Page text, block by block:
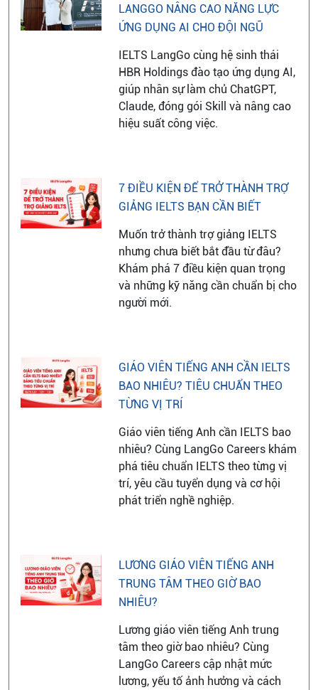
LANGGO NÂNG CAO NĂNG LỰC
ỨNG DỤNG AI CHO ĐỘI NGŨ
IELTS LangGo cùng hệ sinh thái
HBR Holdings đào tạo ứng dụng AI,
giúp nhân sự làm chủ ChatGPT,
Claude, đóng gói Skill và nâng cao
hiệu suất công việc.
7 ĐIỀU KIỆN ĐỂ TRỞ THÀNH TRỢ
GIẢNG IELTS BẠN CẦN BIẾT
Muốn trở thành trợ giảng IELTS
nhưng chưa biết bắt đầu từ đâu?
Khám phá 7 điều kiện quan trọng
và những kỹ năng cần chuẩn bị cho
người mới.
GIÁO VIÊN TIẾNG ANH CẦN IELTS
BAO NHIÊU? TIÊU CHUẨN THEO
TỪNG VỊ TRÍ
Giáo viên tiếng Anh cần IELTS bao
nhiêu? Cùng LangGo Careers khám
phá tiêu chuẩn IELTS theo từng vị
trí, yêu cầu tuyển dụng và cơ hội
phát triển nghề nghiệp.
LƯƠNG GIÁO VIÊN TIẾNG ANH
TRUNG TÂM THEO GIỜ BAO
NHIÊU?
Lương giáo viên tiếng Anh trung
tâm theo giờ bao nhiêu? Cùng
LangGo Careers cập nhật mức
lương, yếu tố ảnh hưởng và cách